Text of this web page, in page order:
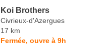
Koi Brothers
Civrieux-d'Azergues
17 km
Fermée, ouvre à 9h